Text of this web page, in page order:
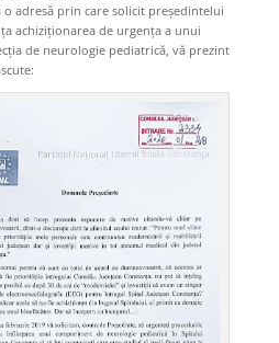
o adresă prin care solicit președintelui
achiziționarea de urgența a unui
de neurologie pediatrică, vă prezint